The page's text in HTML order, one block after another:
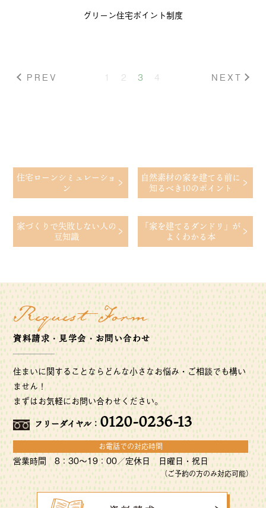
グリーン住宅ポイント制度
PREV 1 2 3 4 NEXT
住宅ローンシミュレーショ
ン
自然素材の家を建てる前に
知るべき10のポイント
家づくりで失敗しない人の
豆知識
「家を建てるダンドリ」が
よくわかる本
Request Form
資料請求・見学会・お問い合わせ
住まいに関することならどんな小さなお悩み・ご相談でも構い
ません！
まずはお気軽にお問い合わせください。
フリーダイヤル：0120-0236-13
お電話での対応時間
営業時間 8：30〜19：00／定休日 日曜日・祝日
（ご予約の方のみ対応可能）